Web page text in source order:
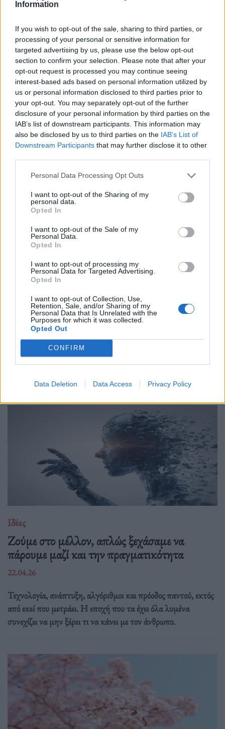
Information
If you wish to opt-out of the sale, sharing to third parties, or
processing of your personal or sensitive information for
targeted advertising by us, please use the below opt-out
section to confirm your selection. Please note that after your
opt-out request is processed you may continue seeing
interest-based ads based on personal information utilized by
us or personal information disclosed to third parties prior to
your opt-out. You may separately opt-out of the further
disclosure of your personal information by third parties on the
IAB’s list of downstream participants. This information may
also be disclosed by us to third parties on the IAB’s List of
Downstream Participants that may further disclose it to other
Personal Data Processing Opt Outs
I want to opt-out of the Sharing of my
personal data.
Opted In
I want to opt-out of the Sale of my
Personal Data.
Opted In
I want to opt-out of processing my
Personal Data for Targeted Advertising.
Opted In
I want to opt-out of Collection, Use,
Retention, Sale, and/or Sharing of my
Personal Data that Is Unrelated with the
Purposes for which it was collected.
Opted Out
CONFIRM
Data Deletion Data Access Privacy Policy
Ιδέες
Η μετριοπάθεια δεν κάνει θόρυβο, γι’ αυτό
την περάσαμε για αδυναμία
24.04.26
Όταν η εποχή ανταμείβει τις κραυγές και τις βεβαιότητες, η
ψύχραιμη σκέψη μοιάζει χαμένη υπόθεση, ίσως όμως είναι το
τελευταίο πράγμα που κρατάει τη δημοκρατία όρθια.
τελικά είναι upgrade
23.04.26
Εκεί που κάποιοι βλέπουν ήττα, κρύβεται η πιο καθαρή
μορφή σχέσης. Λιγότερο στρατηγική, περισσότερη αλήθεια
Ιδέες
Ζούμε στο μέλλον, απλώς ξεχάσαμε να
πάρουμε μαζί και την πραγματικότητα
22.04.26
Τεχνολογία, ανάπτυξη, αλγόριθμοι και πρόοδος παντού, εκτός
από εκεί που μετράει. Η εποχή που τα έχει όλα λυμένα
συνεχίζει να μην ξέρει τι να κάνει με τον άνθρωπο.